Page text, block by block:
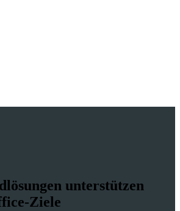
unterstützen
Ziele